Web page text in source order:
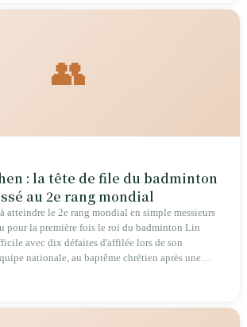
👥
: la tête de file du badminton
au 2e rang mondial
atteindre le 2e rang mondial en simple messieurs
pour la première fois le roi du badminton Lin
avec dix défaites d'affilée lors de son
nationale, au baptême chrétien après une
jusqu'au diagnostic précoce de cancer colorectal